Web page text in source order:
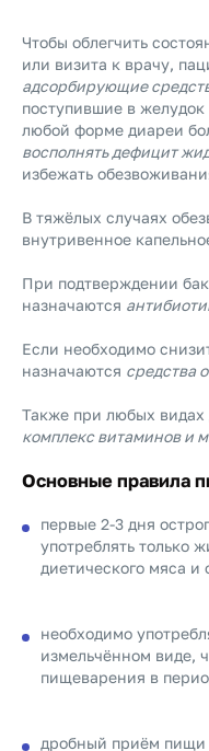
Чтобы облегчить
или визита к врачу,
адсорбирующие
поступившие в
любой форме диареи
восполнять дефицит
избежать
В тяжёлых случаях
внутривенное
При подтверждении
назначаются
Если необходимо
назначаются средства
Также при любых видах
комплекс витаминов и
Основные правила
первые 2-3 дня
употреблять только
диетического мяса и
необходимо
измельчённом виде,
пищеварения в
дробный приём пищи